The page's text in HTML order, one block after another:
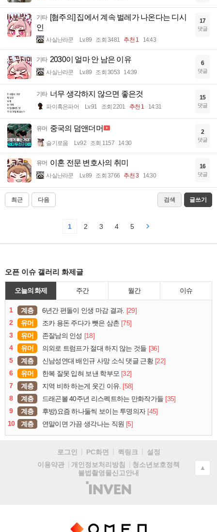
기타 [혐주의] 집에서 계속 벌레가 나온다는 디시
인
사실난라쿤 Lv.89 조회 3481 추천 1 14:43
17
댓글
기타 2030이 얼마 안 남은 이유
사실난라쿤 Lv.89 조회 3053 14:39
6
댓글
기타 너무 생각하지 않으면 좋은것
파이혹은파어 Lv.91 조회 2201 추천 1 14:31
15
댓글
유머 중국의 덤앤더머
슬기로움 Lv.92 조회 1157 14:30
2
댓글
유머 이혼 전문 변호사의 취미
사실난라쿤 Lv.89 조회 3766 추천 3 14:30
16
댓글
최근 다음 검색 글쓰기
1 2 3 4 5
오픈 이슈 갤러리 화제글
오늘의 화제 주간 월간 이슈
1 계층 6년간 편돌이 인생 마감 결과. [29]
2
유머 조카 용돈 주다가 뺏은 삼촌 [75]
3
유머 존잘남의 인성 [18]
4
유머 의외로 트럼프가 절대 하지 않는 것들 [36]
5
계층 신남성연대 배인규 사망 소식 댓글 근황 [22]
6
유머 한복 잘못 입혀 보낸 학부모 [32]
7
계층 지역 비하 하는게 웃긴 이유. [58]
8
계층 드래곤볼 40주년 리스펙트하는 만화작가들 [35]
9
계층 후방)요즘 하나둘씩 보이는 투명의자 [45]
10
계층 연말이면 가끔 생각나는 직원 [5]
로그인 PC화면 퀵링크
설정
이용약관
개인정보처리방침
청소년보호정책
불법촬영물신고안내
(주)
인
▲